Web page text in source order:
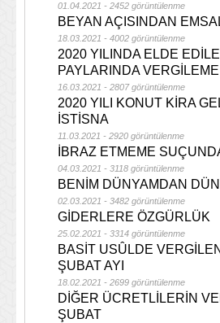
01.04.2021 - 2452 görüntülenme
BEYAN AÇISINDAN
18.03.2021 - 4002 görüntülenme
2020 YILINDA ELDE
PAYLARINDA VERGİLEME
16.03.2021 - 2807 görüntülenme
2020 YILI KONUT KİRA
İSTİSNA
11.03.2021 - 2920 görüntülenme
İBRAZ ETMEME
04.03.2021 - 3118 görüntülenme
BENİM DÜNYAMDAN
02.03.2021 - 3482 görüntülenme
GİDERLERE ÖZGÜRLÜK
25.02.2021 - 3314 görüntülenme
BASİT USÛLDE
ŞUBAT AYI
18.02.2021 - 2699 görüntülenme
DİĞER ÜCRETLİLERİN
ŞUBAT